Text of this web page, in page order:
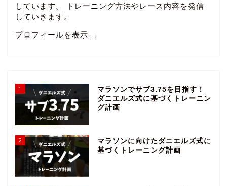
しています。 トレーニング方法やレース内容を発信
していきます。
プロフィールを表示 →
1
マラソンでサブ3.75を目指す！
ダニエルズ式に基づくトレーニン
グ計画
2
マラソンに向けたダニエルズ式に
基づくトレーニング計画